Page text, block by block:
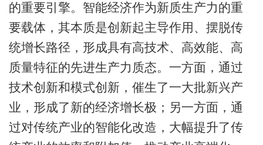
的重要引擎。智能经济作为新质生产力的重
要载体，其本质是创新起主导作用、摆脱传
统增长路径，形成具有高技术、高效能、高
质量特征的先进生产力质态。一方面，通过
技术创新和模式创新，催生了一大批新兴产
业，形成了新的经济增长极；另一方面，通
过对传统产业的智能化改造，大幅提升了传